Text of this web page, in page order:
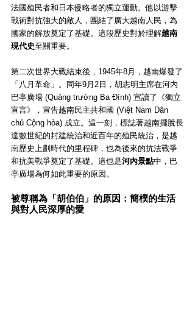
法國殖民者和日本侵略者的獨立運動。他以游擊
戰術對抗強大的敵人，團結了廣大越南人民，為
國家的解放奠定了基礎。這段歷史對於理解越南
現代史至關重要。
第二次世界大戰結束後，1945年8月，越南爆發了
「八月革命」。同年9月2日，胡志明主席在河內
巴亭廣場 (Quảng trường Ba Đình) 宣讀了《獨立
宣言》，宣告越南民主共和國 (Việt Nam Dân
chủ Cộng hòa) 成立。這一刻，標誌著越南擺脫長
達數世紀的封建統治和近百年的殖民統治，是越
南歷史上劃時代的里程碑，也為後來的抗法戰爭
和抗美戰爭奠定了基礎。這也是河內景點中，巴
亭廣場為何如此重要的原因。
被尊稱為「胡伯伯」的原因：簡樸的生活
與對人民深厚的愛